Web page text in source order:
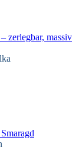
zerlegbar, massiv